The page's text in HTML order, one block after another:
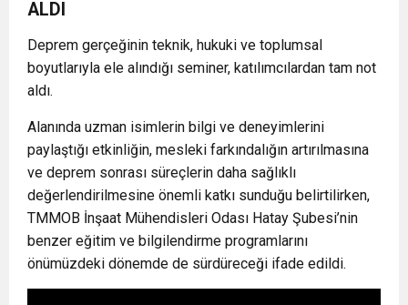
ALDI
Deprem gerçeğinin teknik, hukuki ve toplumsal
boyutlarıyla ele alındığı seminer, katılımcılardan tam not
aldı.
Alanında uzman isimlerin bilgi ve deneyimlerini
paylaştığı etkinliğin, mesleki farkındalığın artırılmasına
ve deprem sonrası süreçlerin daha sağlıklı
değerlendirilmesine önemli katkı sunduğu belirtilirken,
TMMOB İnşaat Mühendisleri Odası Hatay Şubesi’nin
benzer eğitim ve bilgilendirme programlarını
önümüzdeki dönemde de sürdüreceği ifade edildi.